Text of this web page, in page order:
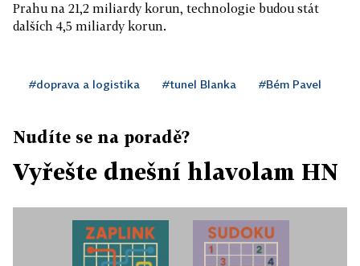
Prahu na 21,2 miliardy korun, technologie budou stát
dalších 4,5 miliardy korun.
#doprava a logistika #tunel Blanka #Bém Pavel
Nudíte se na poradě?
Vyřešte dnešní hlavolam HN